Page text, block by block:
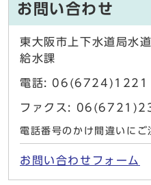
お問い合わせ
東大阪市上下水道局水
給水課
電話: 06(6724)1221
ファクス:
電話番号のかけ間違いにご
お問い合わせフォーム